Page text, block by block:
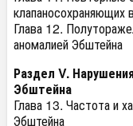
клапаносохраняющих
Глава 12.
аномалией Эбштейна
Раздел V.
Эбштейна
Глава 13. Частота и
Эбштейна